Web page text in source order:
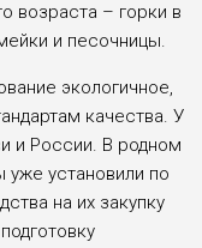
возраста – горки в
и песочницы.
экологичное,
качества. У
и России. В родном
установили по
на их закупку